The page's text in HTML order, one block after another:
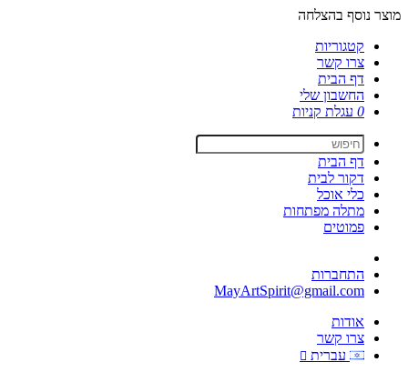
מוצר נוסף בהצלחה
קטגוריות
צרו קשר
דף הבית
החשבון שלי
0 עגלת קניות
דף הבית
דקור לבית
כלי אוכל
מתלה מפתחות
פמוטים
התחברות
MayArtSpirit@gmail.com
אודות
צרו קשר
עברית